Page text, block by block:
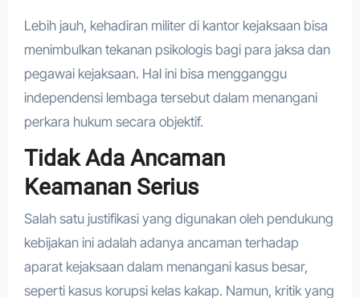
Lebih jauh, kehadiran militer di kantor kejaksaan bisa
menimbulkan tekanan psikologis bagi para jaksa dan
pegawai kejaksaan. Hal ini bisa mengganggu
independensi lembaga tersebut dalam menangani
perkara hukum secara objektif.
Tidak Ada Ancaman
Keamanan Serius
Salah satu justifikasi yang digunakan oleh pendukung
kebijakan ini adalah adanya ancaman terhadap
aparat kejaksaan dalam menangani kasus besar,
seperti kasus korupsi kelas kakap. Namun, kritik yang